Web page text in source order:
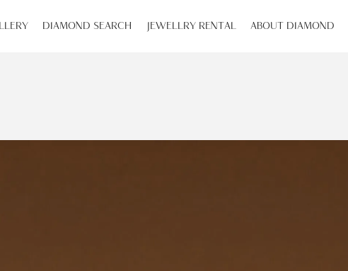
DIAMOND SEARCH JEWELLRY RENTAL ABOUT DIAMOND